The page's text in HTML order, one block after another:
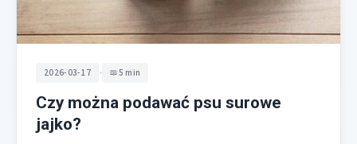
2026-03-17 • 5 min
Czy można podawać psu surowe
jajko?